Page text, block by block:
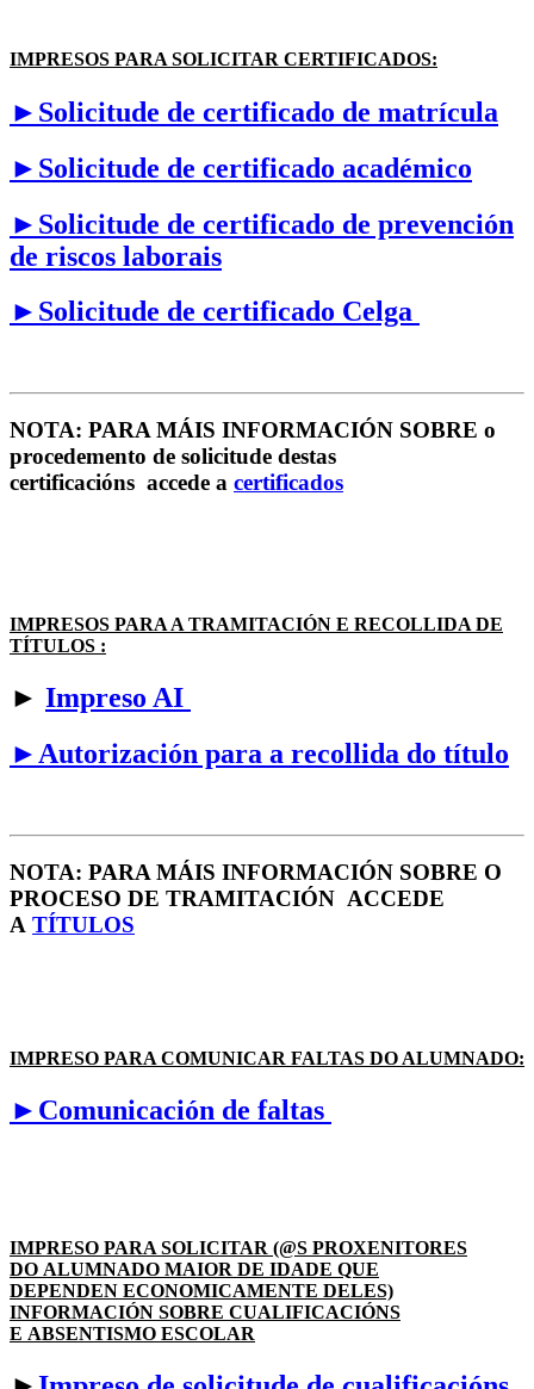
IMPRESOS PARA SOLICITAR CERTIFICADOS:
►Solicitude de certificado de matrícula
►Solicitude de certificado académico
►Solicitude de certificado de prevención
de riscos laborais
►Solicitude de certificado Celga
NOTA: PARA MÁIS INFORMACIÓN SOBRE o
procedemento de solicitude destas
certificacións accede a certificados
IMPRESOS PARA A TRAMITACIÓN E RECOLLIDA DE
TÍTULOS :
► Impreso AI
►Autorización para a recollida do título
NOTA: PARA MÁIS INFORMACIÓN SOBRE O
PROCESO DE TRAMITACIÓN ACCEDE
A TÍTULOS
IMPRESO PARA COMUNICAR FALTAS DO ALUMNADO:
►Comunicación de faltas
IMPRESO PARA SOLICITAR (@S PROXENITORES
DO ALUMNADO MAIOR DE IDADE QUE
DEPENDEN ECONOMICAMENTE DELES)
INFORMACIÓN SOBRE CUALIFICACIÓNS
E ABSENTISMO ESCOLAR